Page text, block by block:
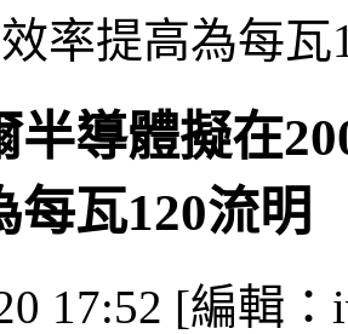
率提高為每瓦
半導體擬在
每瓦120流明
17:52 [編輯：